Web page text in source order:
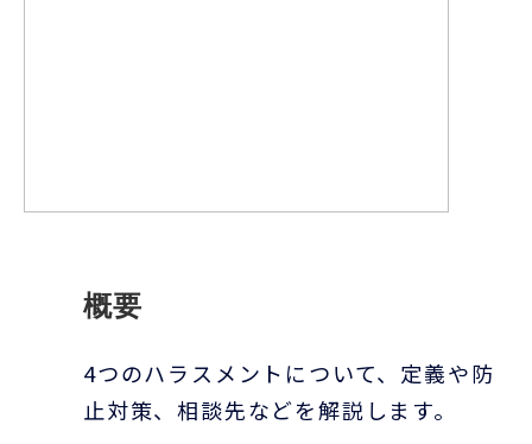
概要
4つのハラスメントについて、定義や防
止対策、相談先などを解説します。